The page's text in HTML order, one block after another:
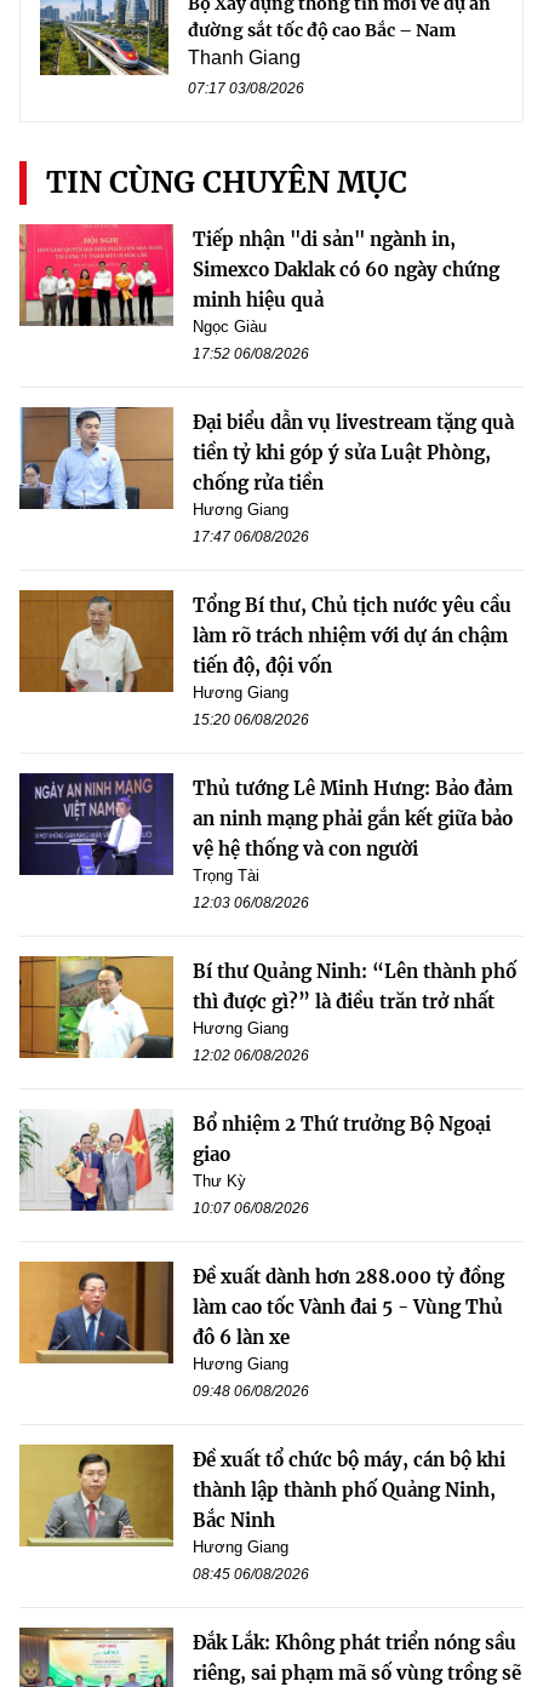
đường sắt tốc độ cao Bắc – Nam
Thanh Giang
07:17 03/08/2026
TIN CÙNG CHUYÊN MỤC
Tiếp nhận "di sản" ngành in,
Simexco Daklak có 60 ngày chứng
minh hiệu quả
Ngọc Giàu
17:52 06/08/2026
Đại biểu dẫn vụ livestream tặng quà
tiền tỷ khi góp ý sửa Luật Phòng,
chống rửa tiền
Hương Giang
17:47 06/08/2026
Tổng Bí thư, Chủ tịch nước yêu cầu
làm rõ trách nhiệm với dự án chậm
tiến độ, đội vốn
Hương Giang
15:20 06/08/2026
Thủ tướng Lê Minh Hưng: Bảo đảm
an ninh mạng phải gắn kết giữa bảo
vệ hệ thống và con người
Trọng Tài
12:03 06/08/2026
Bí thư Quảng Ninh: “Lên thành phố
thì được gì?” là điều trăn trở nhất
Hương Giang
12:02 06/08/2026
Bổ nhiệm 2 Thứ trưởng Bộ Ngoại
giao
Thư Kỳ
10:07 06/08/2026
Đề xuất dành hơn 288.000 tỷ đồng
làm cao tốc Vành đai 5 - Vùng Thủ
đô 6 làn xe
Hương Giang
09:48 06/08/2026
Đề xuất tổ chức bộ máy, cán bộ khi
thành lập thành phố Quảng Ninh,
Bắc Ninh
Hương Giang
08:45 06/08/2026
Đắk Lắk: Không phát triển nóng sầu
riêng, sai phạm mã số vùng trồng sẽ